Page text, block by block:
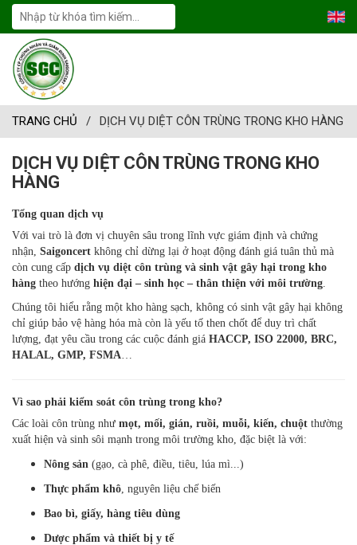
TRANG CHỦ / DỊCH VỤ DIỆT CÔN TRÙNG TRONG KHO HÀNG
DỊCH VỤ DIỆT CÔN TRÙNG TRONG KHO
HÀNG
Tổng quan dịch vụ
Với vai trò là đơn vị chuyên sâu trong lĩnh vực giám định và chứng
nhận, Saigoncert không chỉ dừng lại ở hoạt động đánh giá tuân thủ mà
còn cung cấp dịch vụ diệt côn trùng và sinh vật gây hại trong kho
hàng theo hướng hiện đại – sinh học – thân thiện với môi trường.
Chúng tôi hiểu rằng một kho hàng sạch, không có sinh vật gây hại không
chỉ giúp bảo vệ hàng hóa mà còn là yếu tố then chốt để duy trì chất
lượng, đạt yêu cầu trong các cuộc đánh giá HACCP, ISO 22000, BRC,
HALAL, GMP, FSMA…
Vì sao phải kiểm soát côn trùng trong kho?
Các loài côn trùng như mọt, mối, gián, ruồi, muỗi, kiến, chuột thường
xuất hiện và sinh sôi mạnh trong môi trường kho, đặc biệt là với:
Nông sản (gạo, cà phê, điều, tiêu, lúa mì...)
Thực phẩm khô, nguyên liệu chế biến
Bao bì, giấy, hàng tiêu dùng
Dược phẩm và thiết bị y tế